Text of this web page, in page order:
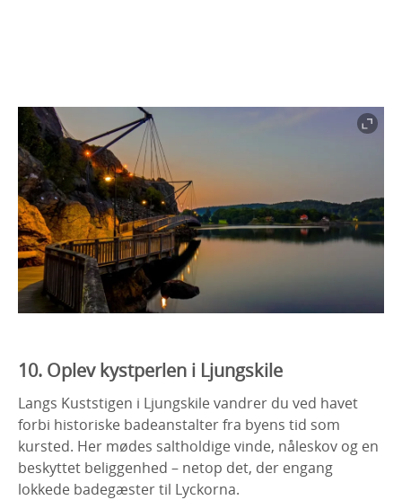
10. Oplev kystperlen i Ljungskile
Langs Kuststigen i Ljungskile vandrer du ved havet
forbi historiske badeanstalter fra byens tid som
kursted. Her mødes saltholdige vinde, nåleskov og en
beskyttet beliggenhed – netop det, der engang
lokkede badegæster til Lyckorna.